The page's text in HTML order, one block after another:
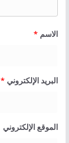
الاسم *
البريد الإلكتروني *
الموقع الإلكتروني